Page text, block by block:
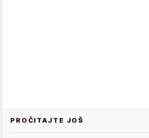
PROČITAJTE JOŠ